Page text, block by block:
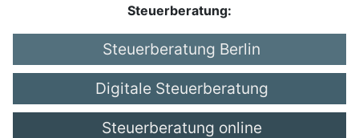
Steuerberatung:
Steuerberatung Berlin
Digitale Steuerberatung
Steuerberatung online